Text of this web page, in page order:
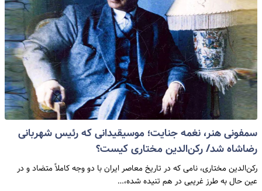
سمفونی هنر، نغمه جنایت؛ موسیقیدانی که رئیس شهربانی
رضاشاه شد/ رکن‌الدین مختاری کیست؟
رکن‌الدین مختاری، نامی که در تاریخ معاصر ایران با دو وجه کاملاً متضاد و در
عین حال به طرز غریبی در هم تنیده شده،…